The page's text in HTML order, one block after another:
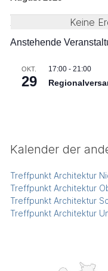
Keine
Anstehende
OKT.
29
17:00- 21:00
Kalender der
Treffpunkt Architektur
Treffpunkt Architektur
Treffpunkt Architektur
Treffpunkt Architektur